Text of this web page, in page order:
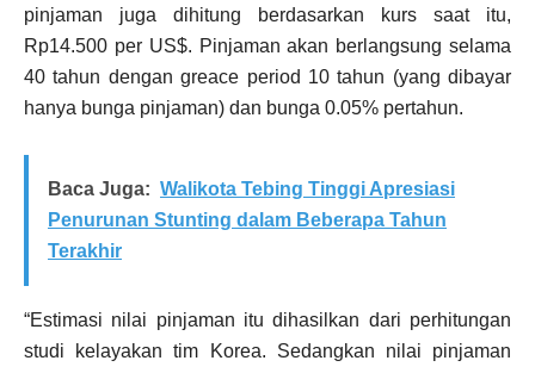
pinjaman juga dihitung berdasarkan kurs saat itu,
Rp14.500 per US$. Pinjaman akan berlangsung selama
40 tahun dengan greace period 10 tahun (yang dibayar
hanya bunga pinjaman) dan bunga 0.05% pertahun.
Baca Juga: Walikota Tebing Tinggi Apresiasi
Penurunan Stunting dalam Beberapa Tahun
Terakhir
“Estimasi nilai pinjaman itu dihasilkan dari perhitungan
studi kelayakan tim Korea. Sedangkan nilai pinjaman